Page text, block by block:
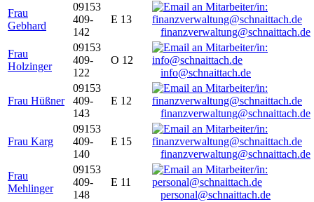
Frau
Gebhard
09153
409-
142
E 13
finanzverwaltung@schnaittach.de
Frau
Holzinger
09153
409-
122
O 12
info@schnaittach.de
Frau Hüßner
09153
409-
143
E 12
finanzverwaltung@schnaittach.de
Frau Karg
09153
409-
140
E 15
finanzverwaltung@schnaittach.de
Frau
Mehlinger
09153
409-
148
E 11
personal@schnaittach.de